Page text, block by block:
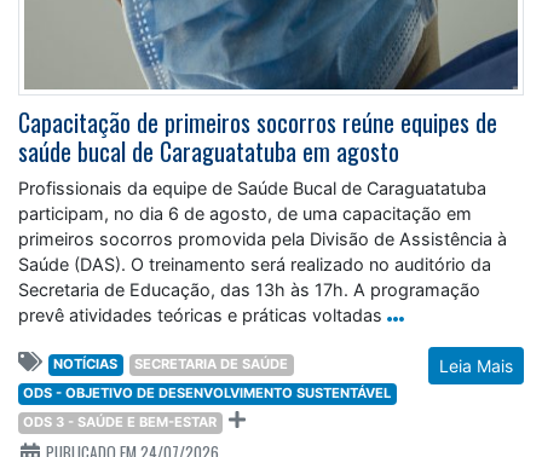
Capacitação de primeiros socorros reúne equipes de
saúde bucal de Caraguatatuba em agosto
Profissionais da equipe de Saúde Bucal de Caraguatatuba
participam, no dia 6 de agosto, de uma capacitação em
primeiros socorros promovida pela Divisão de Assistência à
Saúde (DAS). O treinamento será realizado no auditório da
Secretaria de Educação, das 13h às 17h. A programação
prevê atividades teóricas e práticas voltadas
Leia Mais
NOTÍCIAS
SECRETARIA DE SAÚDE
ODS - OBJETIVO DE DESENVOLVIMENTO SUSTENTÁVEL
ODS 3 - SAÚDE E BEM-ESTAR